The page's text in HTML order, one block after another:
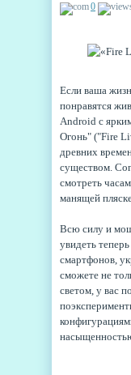
0
Если ваша
понравятся
Android с
Огонь" ("Fire
древних
существом.
смотреть
манящей
Всю силу и
увидеть
смартфонов,
сможете не
светом, у вас